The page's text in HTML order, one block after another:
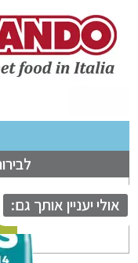
ניתן לבחור
יעניין אותך גם: